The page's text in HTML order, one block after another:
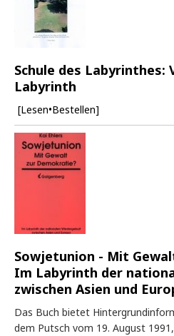
Schule des
Labyrinth
[Lesen•Bestellen]
Sowjetunion - Mit
Im Labyrinth der
zwischen Asien und
Das Buch bietet
dem Putsch vom 19. August